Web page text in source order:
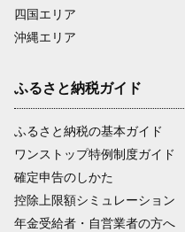
四国エリア
沖縄エリア
ふるさと納税ガイド
ふるさと納税の基本ガイド
ワンストップ特例制度ガイド
確定申告のしかた
控除上限額シミュレーション
年金受給者・自営業者の方へ